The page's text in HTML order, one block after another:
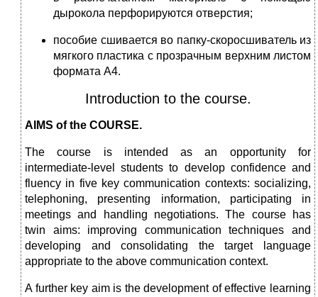
дырокола перфорируются отверстия;
пособие сшивается во папку-скоросшиватель из
мягкого пластика с прозрачным верхним листом
формата А4.
Introduction to the course.
AIMS of the COURSE.
The course is intended as an opportunity for
intermediate-level students to develop confidence and
fluency in five key communication contexts: socializing,
telephoning, presenting information, participating in
meetings and handling negotiations. The course has
twin aims: improving communication techniques and
developing and consolidating the target language
appropriate to the above communication context.
A further key aim is the development of effective learning